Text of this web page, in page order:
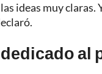
ideas muy
al